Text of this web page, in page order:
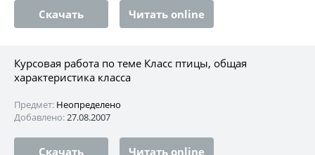
Скачать Читать online
Курсовая работа по теме Класс птицы, общая
характеристика класса
Предмет: Неопределено
Добавлено:27.08.2007
Скачать Читать online